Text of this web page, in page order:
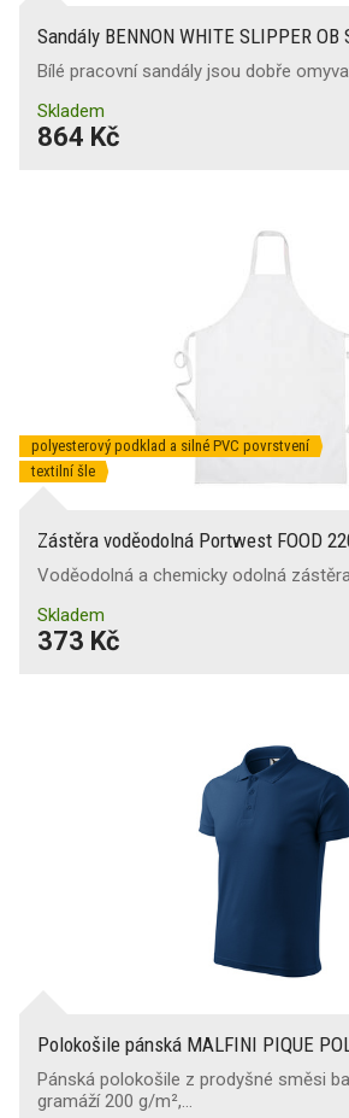
Sandály BENNON WHITE SLIPPER OB
Bílé pracovní sandály jsou dobře
Skladem
864 Kč
polyesterový podklad a silné PVC povrstvení
textilní šle
Zástěra voděodolná Portwest FOOD
Voděodolná a chemicky odolná
Skladem
373 Kč
Polokošile pánská MALFINI PIQUE
Pánská polokošile z prodyšné směsi
gramáží 200 g/m²,…